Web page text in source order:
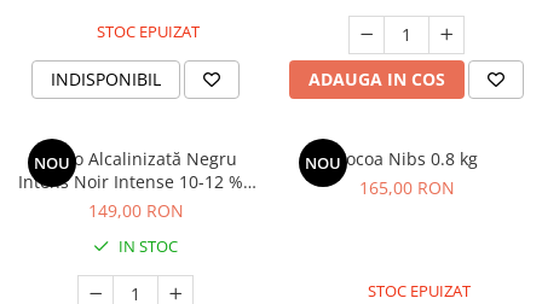
STOC EPUIZAT
INDISPONIBIL ADAUGA IN COS
NOU
Cacao Alcalinizată Negru
Intens Noir Intense 10-12 % -
1kg
149,00 RON
IN STOC
NOUCocoa Nibs 0.8 kg
165,00 RON
STOC EPUIZAT